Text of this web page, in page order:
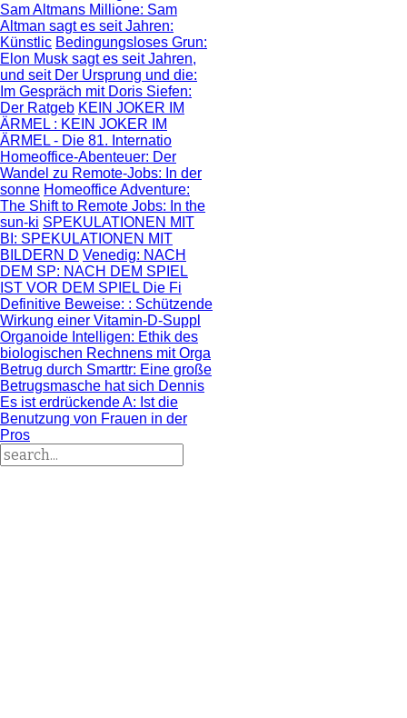
Sam Altmans Millione: Sam
Altman sagt es seit Jahren:
Künstlic Bedingungsloses Grun:
Elon Musk sagt es seit Jahren,
und seit Der Ursprung und die:
Im Gespräch mit Doris Siefen:
Der Ratgeb KEIN JOKER IM
ÄRMEL : KEIN JOKER IM
ÄRMEL - Die 81. Internatio
Homeoffice-Abenteuer: Der
Wandel zu Remote-Jobs: In der
sonne Homeoffice Adventure:
The Shift to Remote Jobs: In the
sun-ki SPEKULATIONEN MIT
BI : SPEKULATIONEN MIT
BILDERN D Venedig: NACH
DEM SP: NACH DEM SPIEL
IST VOR DEM SPIEL Die Fi
Definitive Beweise: : Schützende
Wirkung einer Vitamin-D-Suppl
Organoide Intelligen: Ethik des
biologischen Rechnens mit Orga
Betrug durch Smarttr: Eine große
Betrugsmasche hat sich Dennis
Es ist erdrückende A: Ist die
Benutzung von Frauen in der
Pros